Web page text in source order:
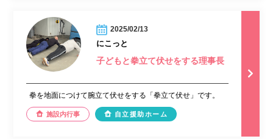
2025/02/13
にこっと
子どもと拳立て伏せをする理事長
拳を地面につけて腕立て伏せをする「拳立て伏せ」です。
施設内行事 自立援助ホーム